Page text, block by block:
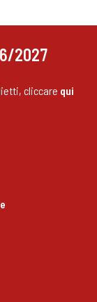
2027
cliccare qui